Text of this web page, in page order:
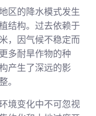
区的降水模式发生
结构。过去依赖于
，因气候不稳定而
多耐旱作物的种
产生了深远的影
。
境变化中不可忽视